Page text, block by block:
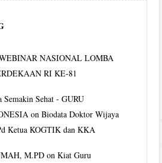
NASIONAL LOMBA
RI KE-81
Semakin Sehat - GURU
onBiodata Doktor Wijaya
Ketua KOGTIK dan KKA
M.PD onKiat Guru